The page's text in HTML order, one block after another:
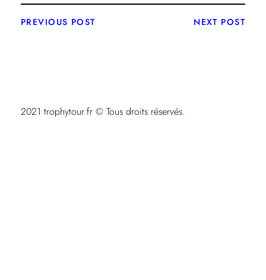
PREVIOUS POST NEXT POST
2021 trophytour.fr © Tous droits réservés.